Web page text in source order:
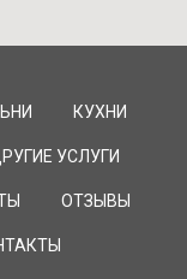
КУХНИ
УСЛУГИ
ОТЗЫВЫ